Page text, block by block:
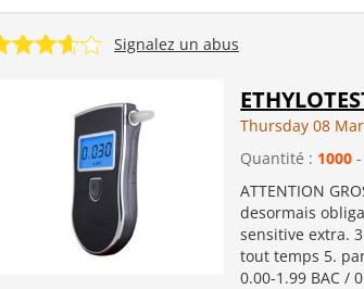
Signalez un abus
Thursday 08
Quantité : 1000
ATTENTION
desormais
sensitive extra.
tout temps 5.
0.00-1.99 BAC /